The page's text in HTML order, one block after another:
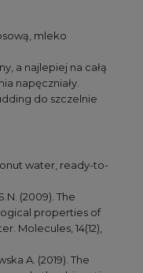
mleko
a najlepiej na całą
napęczniały.
do szczelnie
water, ready-to-
(2009). The
properties of
Molecules, 14(12),
A. (2019). The